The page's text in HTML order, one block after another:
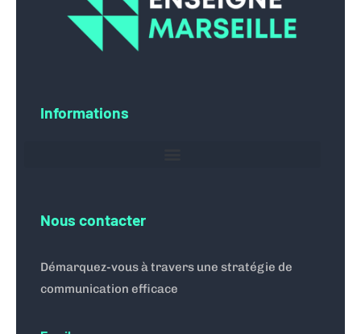
Informations
Nous contacter
Démarquez-vous à travers une stratégie de
communication efficace